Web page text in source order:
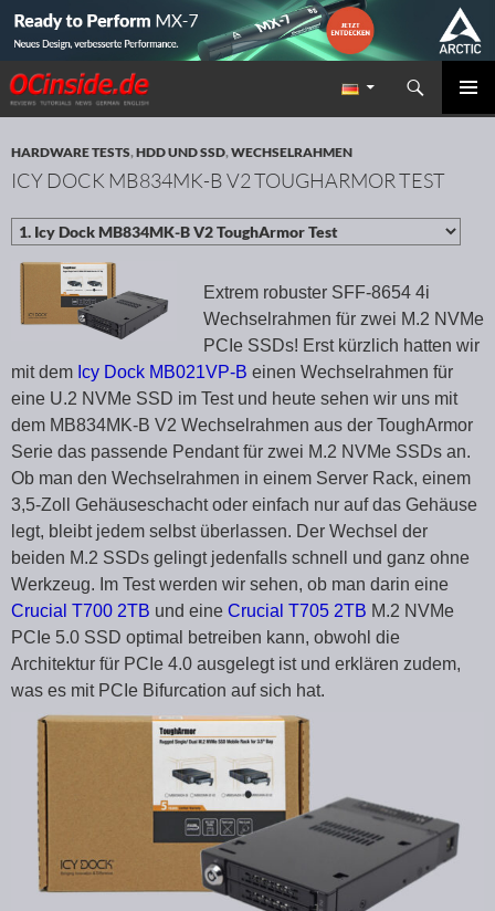
Redaktion ocinside.de PC Hardware Portal
Suchen
ZUM INHALT SPRINGEN
HARDWARE TESTS,HDD UND SSD,WECHSELRAHMEN
ICY DOCK MB834MK-B V2 TOUGHARMOR TEST
Extrem robuster SFF-8654 4i
Wechselrahmen für zwei M.2 NVMe
PCIe SSDs! Erst kürzlich hatten wir
mit dem Icy Dock MB021VP-B einen Wechselrahmen für
eine U.2 NVMe SSD im Test und heute sehen wir uns mit
dem MB834MK-B V2 Wechselrahmen aus der ToughArmor
Serie das passende Pendant für zwei M.2 NVMe SSDs an.
Ob man den Wechselrahmen in einem Server Rack, einem
3,5-Zoll Gehäuseschacht oder einfach nur auf das Gehäuse
legt, bleibt jedem selbst überlassen. Der Wechsel der
beiden M.2 SSDs gelingt jedenfalls schnell und ganz ohne
Werkzeug. Im Test werden wir sehen, ob man darin eine
Crucial T700 2TB und eine Crucial T705 2TB M.2 NVMe
PCIe 5.0 SSD optimal betreiben kann, obwohl die
Architektur für PCIe 4.0 ausgelegt ist und erklären zudem,
was es mit PCIe Bifurcation auf sich hat.